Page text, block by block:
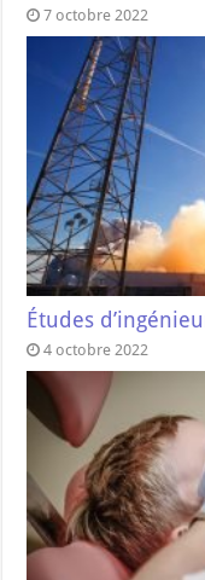
7 octobre 2022
Études
4 octobre 2022